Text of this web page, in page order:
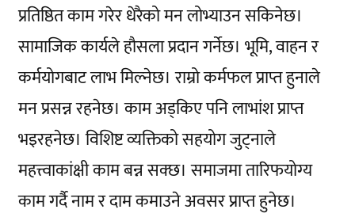
प्रतिष्ठित काम गरेर धेरैको मन लोभ्याउन सकिनेछ।
सामाजिक कार्यले हौसला प्रदान गर्नेछ। भूमि, वाहन र
कर्मयोगबाट लाभ मिल्नेछ। राम्रो कर्मफल प्राप्त हुनाले
मन प्रसन्न रहनेछ। काम अड्किए पनि लाभांश प्राप्त
भइरहनेछ। विशिष्ट व्यक्तिको सहयोग जुट्नाले
महत्त्वाकांक्षी काम बन्न सक्छ। समाजमा तारिफयोग्य
काम गर्दै नाम र दाम कमाउने अवसर प्राप्त हुनेछ।